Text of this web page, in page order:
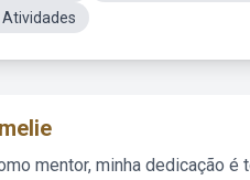
Atividades
mentor, minha dedicação